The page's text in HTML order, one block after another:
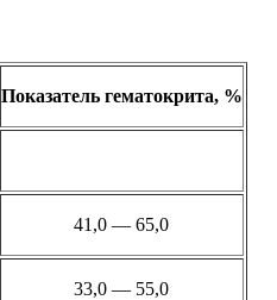
Показатель гематокрита, %
41,0 — 65,0
33,0 — 55,0